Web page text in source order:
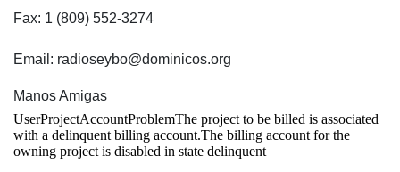
Fax: 1 (809) 552-3274
Email: radioseybo@dominicos.org
Manos Amigas